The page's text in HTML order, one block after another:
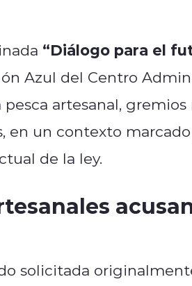
“Diálogo para el
Azul del Centro
artesanal,
en un contexto
de la ley.
solicitada